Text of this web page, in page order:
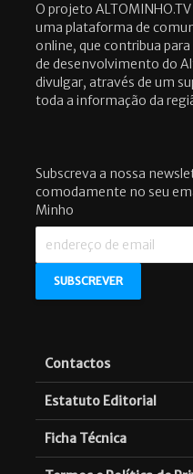
O projeto
uma plataforma de
online, que contribua
de desenvolvimento do
divulgar, através de um
toda a informação da
Subscreva a nossa
comodamente no seu
Minho
Contactos
Estatuto Editorial
Ficha Técnica